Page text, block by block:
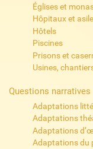
Églises et
Hôpitaux et
Hôtels
Piscines
Prisons et
Usines,
Questions narratives
Adaptations
Adaptations
Adaptations
Adaptations du